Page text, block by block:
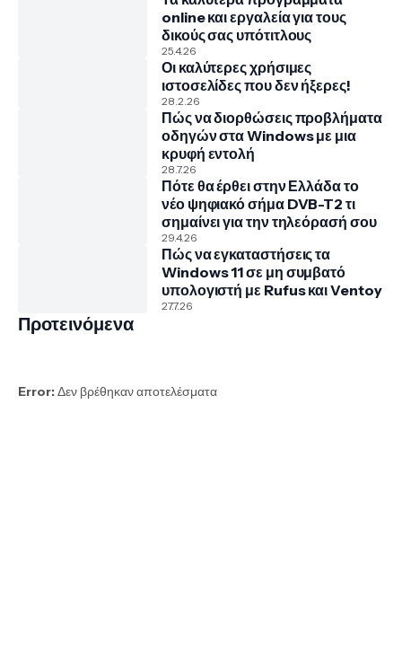
online και εργαλεία για τους
δικούς σας υπότιτλους
25.4.26
Οι καλύτερες χρήσιμες
ιστοσελίδες που δεν ήξερες!
28.2.26
Πώς να διορθώσεις προβλήματα
οδηγών στα Windows με μια
κρυφή εντολή
28.7.26
Πότε θα έρθει στην Ελλάδα το
νέο ψηφιακό σήμα DVB-T2 τι
σημαίνει για την τηλεόρασή σου
29.4.26
Πώς να εγκαταστήσεις τα
Windows 11 σε μη συμβατό
υπολογιστή με Rufus και Ventoy
27.7.26
Προτεινόμενα
Error:Δεν βρέθηκαν αποτελέσματα